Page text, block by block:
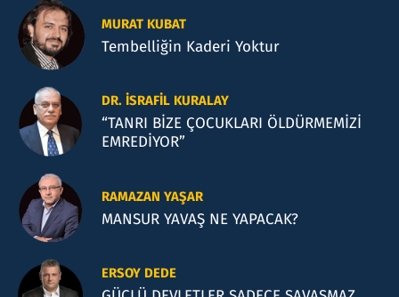
MURAT KUBAT
Tembelliğin Kaderi Yoktur
DR. İSRAFIL KURALAY
“TANRI BİZE ÇOCUKLARI ÖLDÜRMEMİZİ
EMREDİYOR”
RAMAZAN YAŞAR
MANSUR YAVAŞ NE YAPACAK?
ERSOY DEDE